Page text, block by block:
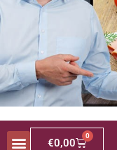
€0,00
0